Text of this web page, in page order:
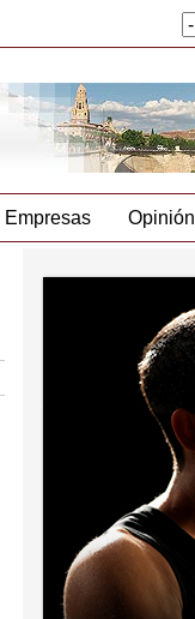
Empresas Opinión